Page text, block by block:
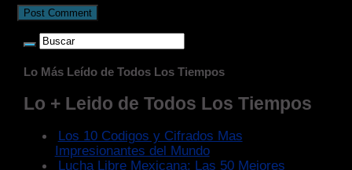
Lo Más Leído de Todos Los Tiempos
Lo + Leido de Todos Los Tiempos
Los 10 Codigos y Cifrados Mas
Impresionantes del Mundo
Lucha Libre Mexicana: Las 50 Mejores